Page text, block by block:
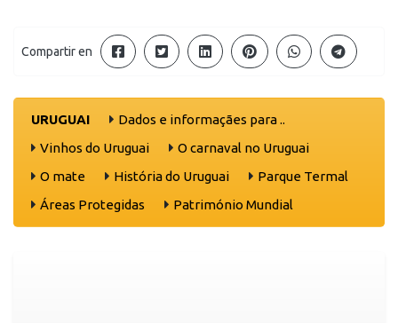
Compartir en
URUGUAI
Dados e informaçães para ..
Vinhos do Uruguai
O carnaval no Uruguai
O mate
História do Uruguai
Parque Termal
Áreas Protegidas
Património Mundial